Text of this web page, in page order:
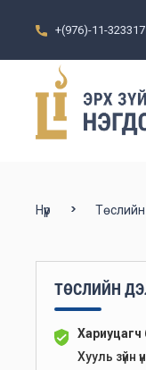
+(976)-11-323317
Нүүр
ТӨСЛИЙН
Хариуцагч
Хууль зүйн